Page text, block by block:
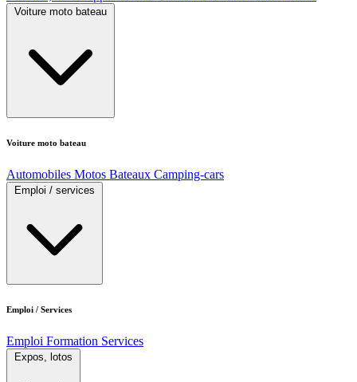
Voiture moto bateau
Voiture moto bateau
Automobiles Motos Bateaux Camping-cars
Emploi / services
Emploi / Services
Emploi Formation Services
Expos, lotos